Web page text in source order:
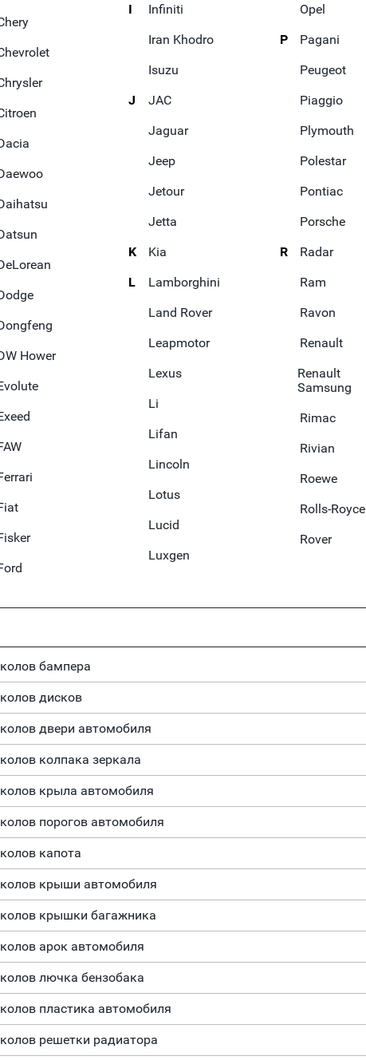
Hower
I
Infiniti
Iran Khodro
Isuzu
J
JAC
Jaguar
Jeep
Jetour
Jetta
K
Kia
L
Lamborghini
Land Rover
Leapmotor
Lexus
Li
Lifan
Lincoln
Lotus
Lucid
Luxgen
Opel
P
Pagani
Peugeot
Piaggio
Plymouth
Polestar
Pontiac
Porsche
R
Radar
Ram
Ravon
Renault
Renault
Samsung
Rimac
Rivian
Roewe
Rolls-Royce
Rover
бампера
дисков
двери автомобиля
колпака зеркала
крыла автомобиля
порогов автомобиля
капота
крыши автомобиля
крышки багажника
арок автомобиля
лючка бензобака
пластика автомобиля
решетки радиатора